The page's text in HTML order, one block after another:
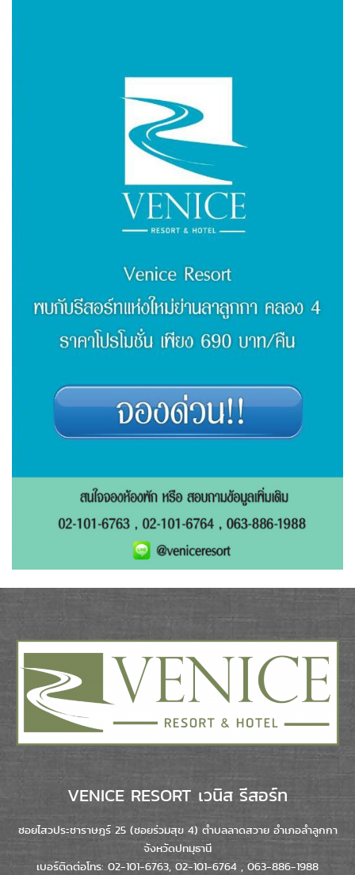
VENICE RESORT เวนิส รีสอร์ท
ซอยไสวประชาราษฎร์ 25 (ซอยร่วมสุข 4) ตำบลลาดสวาย อำเภอลำลูกกา
จังหวัดปทมุธานี
เบอร์ติดต่อโทร: 02-101-6763, 02-101-6764 , 063-886-1988